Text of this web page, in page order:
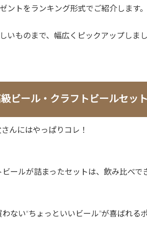
ントをランキング形式でご紹介します。
いものまで、幅広くピックアップしまし
ビール・クラフトビールセット
んにはやっぱりコレ！
ールが詰まったセットは、飲み比べで
ない“ちょっといいビール”が喜ばれる